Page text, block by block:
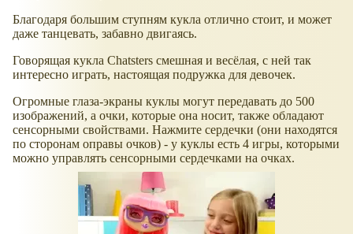
Благодаря большим ступням кукла отлично стоит, и может
даже танцевать, забавно двигаясь.
Говорящая кукла Chatsters смешная и весёлая, с ней так
интересно играть, настоящая подружка для девочек.
Огромные глаза-экраны куклы могут передавать до 500
изображений, а очки, которые она носит, также обладают
сенсорными свойствами. Нажмите сердечки (они находятся
по сторонам оправы очков) - у куклы есть 4 игры, которыми
можно управлять сенсорными сердечками на очках.